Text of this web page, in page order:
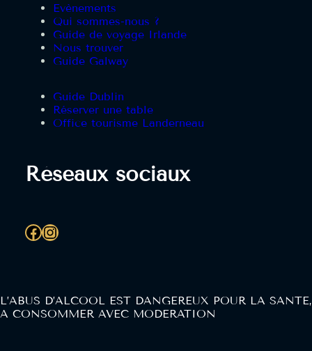
Evènements
Qui sommes-nous ?
Guide de voyage Irlande
Nous trouver
Guide Galway
Guide Dublin
Réserver une table
Office tourisme Landerneau
Réseaux sociaux
Facebook
Instagram
L’ABUS D’ALCOOL EST DANGEREUX POUR LA SANTE,
A CONSOMMER AVEC MODERATION